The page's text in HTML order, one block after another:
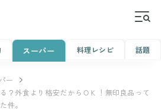
スーパー 料理レシピ 話題
ー
？外食より格安だからＯＫ！無印良品って
件。